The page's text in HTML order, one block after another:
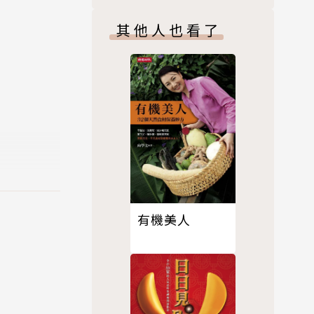
還是品
添一點
情的魔
箱保存
其他人也看了
有機美人